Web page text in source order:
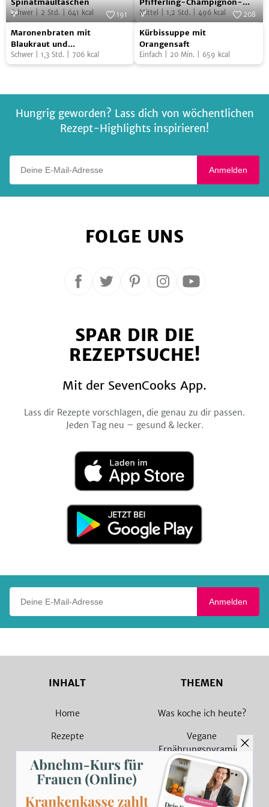
mit
Möhrengemüse
Berberitzen
Spinatmaultaschen
Schwer| 2 Std. 641 kcal
Pfifferling-
Champignon-
Rahmsauce
Pfifferling-Champignon-
Rahmsauce
Mittel 1,2 Std. 496 kcal
Maronenbraten
mit
Blaukraut
Foto:
191
Maronenbraten mit
Blaukraut und
Rosenkohlsauce
Schwer| 1,3 Std. 706 kcal
Kürbissuppe
mit
Orangensaft
208
Kürbissuppe mit
Orangensaft
Einfach 20 Min. 659 kcal
Hungrig geworden? Lass dich von wöchentlichen
Rezept-Highlights inspirieren!
Anmelden
FOLGE UNS
Folge
Facebook
Folge
Twitter
Folge
Pinterest
Folge
Instagram
Folge
YouTube
SPAR DIR DIE
REZEPTSUCHE!
Mit der SevenCooks App.
Lass dir Rezepte vorschlagen, die genau zu dir passen.
Jeden Tag neu – gesund & lecker.
Laden
im
App
Jetzt
Google
Anmelden
INHALT
Home
Rezepte
Magazin
Sammlungen
Rezept Suche
THEMEN
Was koche ich heute?
Vegane
Ernährungspyramide
Vegane Rezepte
Vegetarische Rezepte